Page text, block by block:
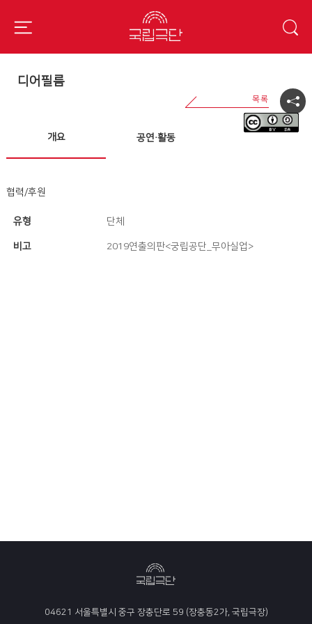
디어필름
개요 공연·활동
협력/후원
유형 단체
비고 2019연출의판<궁립공단_무아실업>
04621 서울특별시 중구 장충단로 59 (장충동2가, 국립극장)